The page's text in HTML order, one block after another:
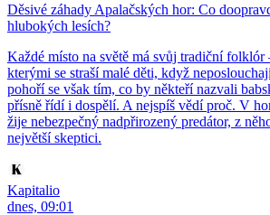
Děsivé záhady Apalačských hor: Co
hlubokých lesích?
Každé místo na světě má svůj tradiční folklór
kterými se straší malé děti, když
pohoří se však tím, co by někteří nazvali
přísně řídí i dospělí. A nejspíš vědí proč. V
žije nebezpečný nadpřirozený predátor, z
největší skeptici.
Kapitalio
dnes, 09:01